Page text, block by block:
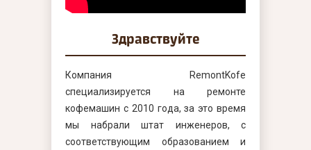
Здравствуйте
Компания RemontKofe
специализируется на ремонте
кофемашин с 2010 года, за это время
мы набрали штат инженеров, с
соответствующим образованием и